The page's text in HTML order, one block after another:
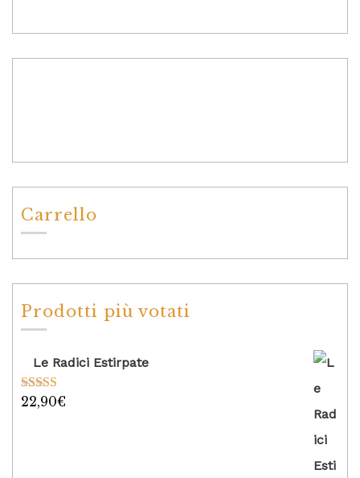
Carrello
Prodotti più votati
Le Radici Estirpate
Valutato
22,90€